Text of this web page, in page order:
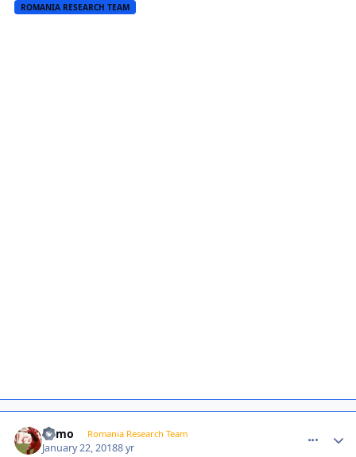
ROMANIA RESEARCH TEAM
Mimo Romania Research Team
January 22, 20188 yr